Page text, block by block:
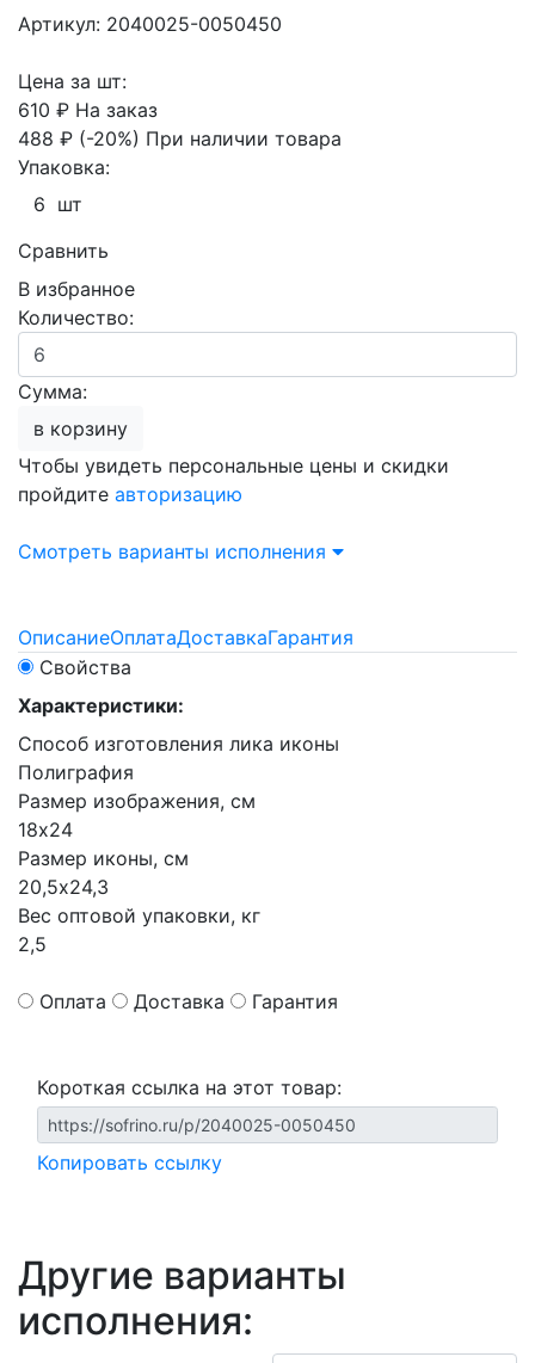
Артикул: 2040025-0050450
Цена за шт:
610 ₽ На заказ
488 ₽ (-20%) При наличии товара
Упаковка:
6 шт
Сравнить
В избранное
Количество:
Сумма:
в корзину
Чтобы увидеть персональные цены и скидки
пройдите авторизацию
Смотреть варианты исполнения
ОписаниеОплатаДоставкаГарантия
Свойства
Характеристики:
Способ изготовления лика иконы
Полиграфия
Размер изображения, см
18х24
Размер иконы, см
20,5х24,3
Вес оптовой упаковки, кг
2,5
Оплата Доставка Гарантия
Короткая ссылка на этот товар:
Копировать ссылку
Другие варианты
исполнения: